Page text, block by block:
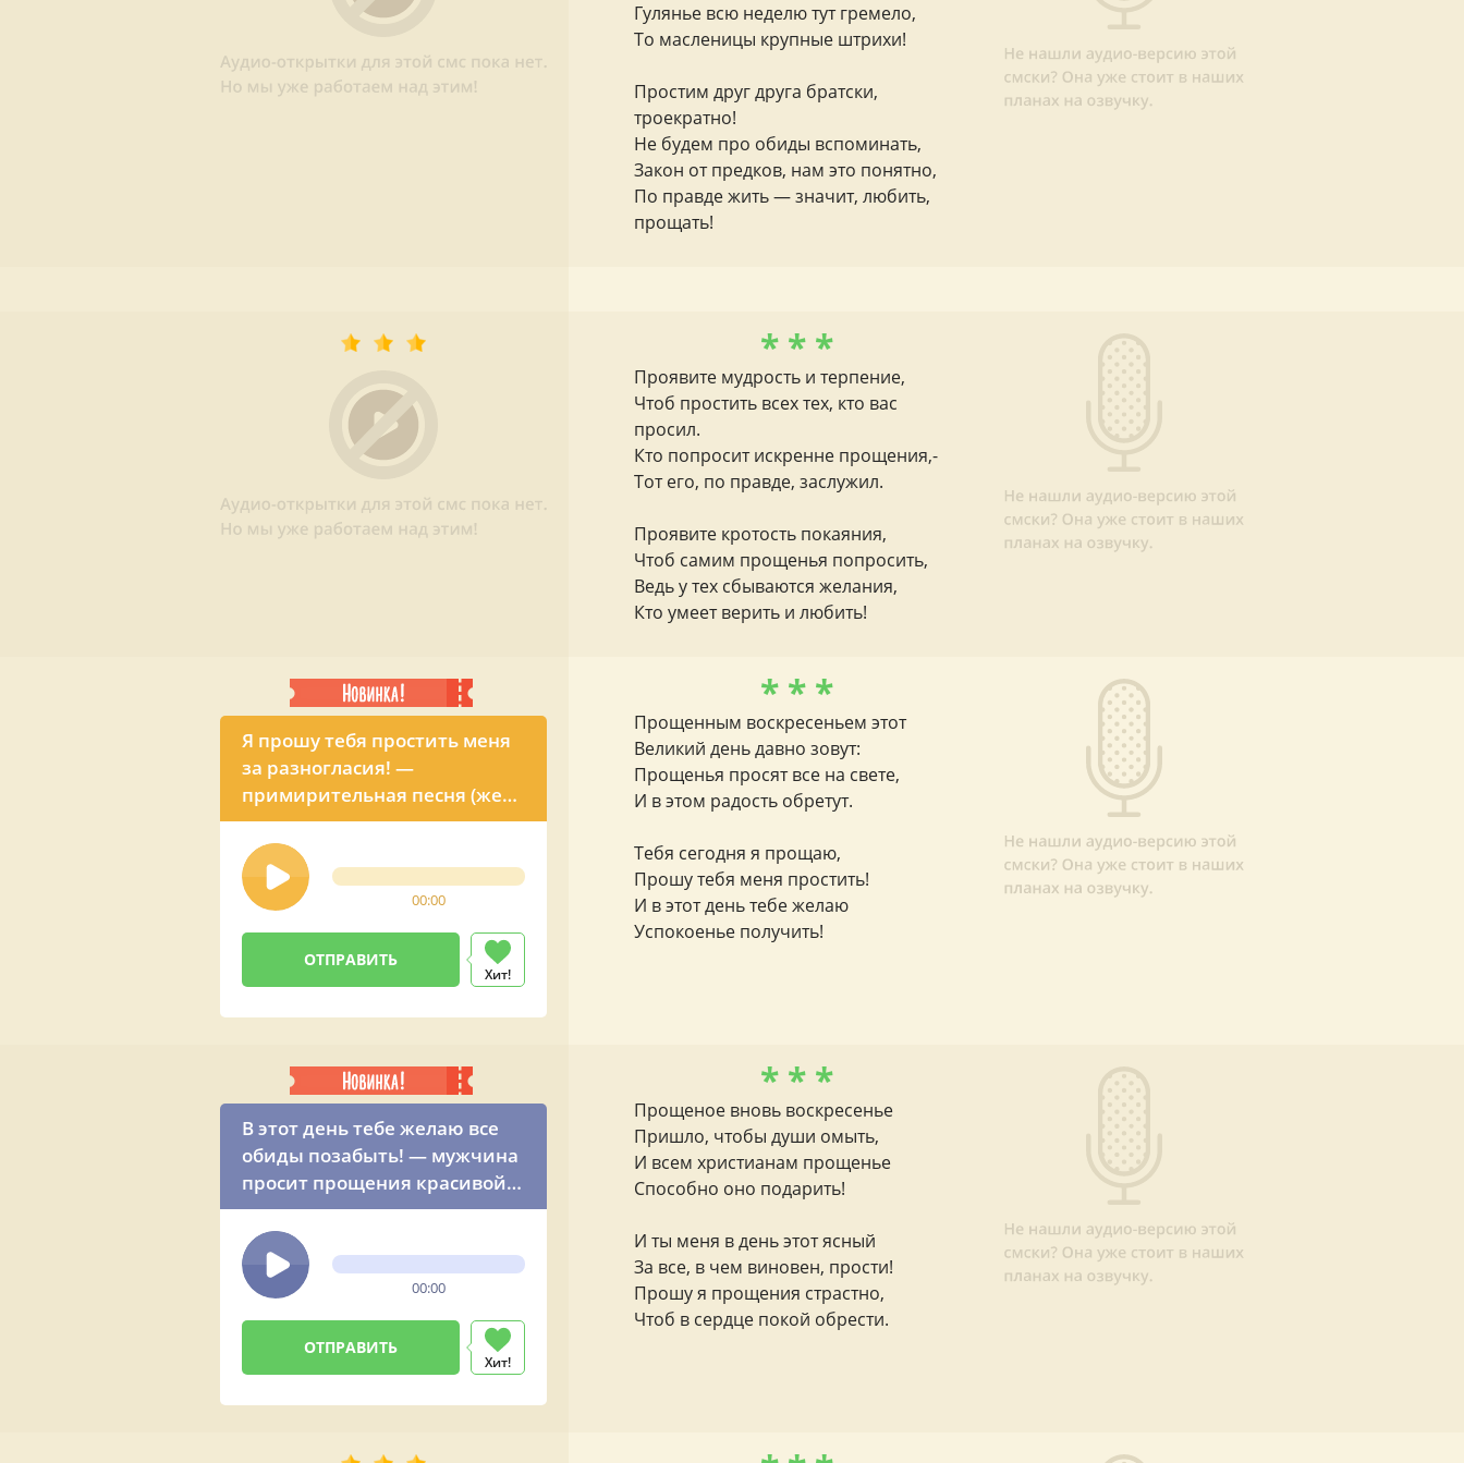
Гулянье всю неделю тут гремело,
То масленицы крупные штрихи!
Простим друг друга братски,
троекратно!
Не будем про обиды вспоминать,
Закон от предков, нам это понятно,
По правде жить — значит, любить,
прощать!
* * *
Проявите мудрость и терпение,
Чтоб простить всех тех, кто вас
просил.
Кто попросит искренне прощения,-
Тот его, по правде, заслужил.
Проявите кротость покаяния,
Чтоб самим прощенья попросить,
Ведь у тех сбываются желания,
Кто умеет верить и любить!
Я прошу тебя простить меня
за разногласия! —
примирительная песня (жен.
голос)
00:00
Хит!
* * *
Прощенным воскресеньем этот
Великий день давно зовут:
Прощенья просят все на свете,
И в этом радость обретут.
Тебя сегодня я прощаю,
Прошу тебя меня простить!
И в этот день тебе желаю
Успокоенье получить!
В этот день тебе желаю все
обиды позабыть! — мужчина
просит прощения красивой
песней
00:00
Хит!
* * *
Прощеное вновь воскресенье
Пришло, чтобы души омыть,
И всем христианам прощенье
Способно оно подарить!
И ты меня в день этот ясный
За все, в чем виновен, прости!
Прошу я прощения страстно,
Чтоб в сердце покой обрести.